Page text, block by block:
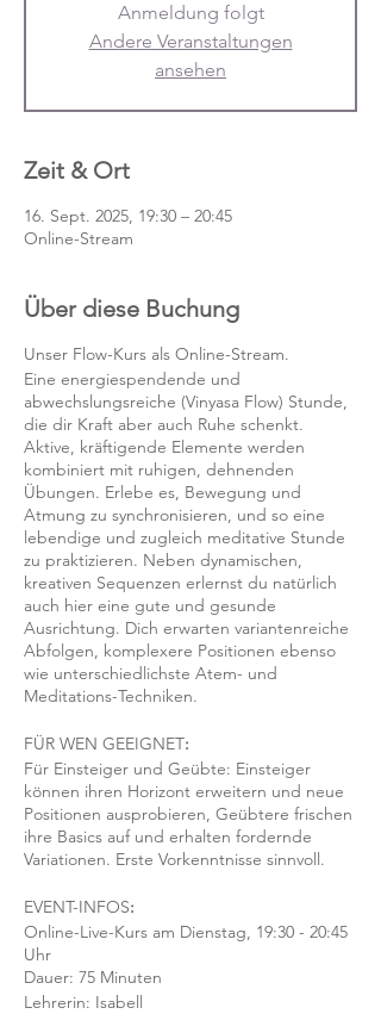
Anmeldung folgt
Andere Veranstaltungen
ansehen
Zeit & Ort
16. Sept. 2025, 19:30 – 20:45
Online-Stream
Über diese Buchung
Unser Flow-Kurs als Online-Stream.
Eine energiespendende und
abwechslungsreiche (Vinyasa Flow) Stunde,
die dir Kraft aber auch Ruhe schenkt.
Aktive, kräftigende Elemente werden
kombiniert mit ruhigen, dehnenden
Übungen. Erlebe es, Bewegung und
Atmung zu synchronisieren, und so eine
lebendige und zugleich meditative Stunde
zu praktizieren. Neben dynamischen,
kreativen Sequenzen erlernst du natürlich
auch hier eine gute und gesunde
Ausrichtung. Dich erwarten variantenreiche
Abfolgen, komplexere Positionen ebenso
wie unterschiedlichste Atem- und
Meditations-Techniken.
FÜR WEN GEEIGNET:
Für Einsteiger und Geübte: Einsteiger
können ihren Horizont erweitern und neue
Positionen ausprobieren, Geübtere frischen
ihre Basics auf und erhalten fordernde
Variationen. Erste Vorkenntnisse sinnvoll.
EVENT-INFOS:
Online-Live-Kurs am Dienstag, 19:30 - 20:45
Uhr
Dauer: 75 Minuten
Lehrerin: Isabell